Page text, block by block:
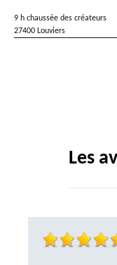
9 h chaussée des créateurs
27400 Louviers
Les